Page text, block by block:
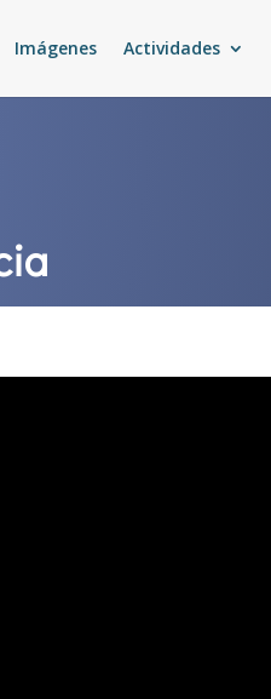
Imágenes Actividades